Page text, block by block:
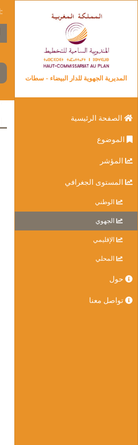
المديرية الجهوية للدار البيضاء - سطات
الصفحة الرئيسية
الموضوع
المؤشر
المستوى الجغرافي
الوطني
الجهوي
الإقليمي
المحلي
حول
تواصل معنا